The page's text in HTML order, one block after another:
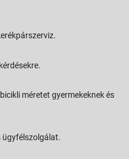
méretet gyermekeknek és
ügyfélszolgálat.